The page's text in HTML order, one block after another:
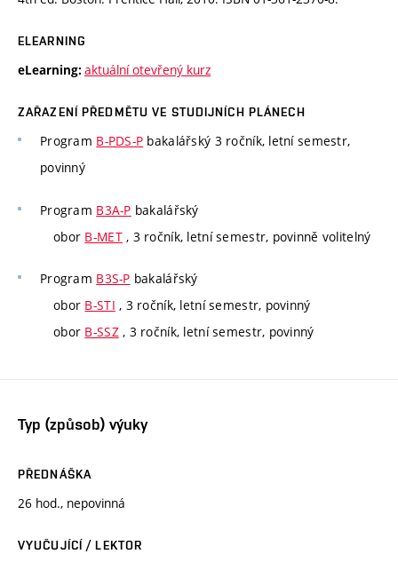
ELEARNING
eLearning: aktuální otevřený kurz
ZAŘAZENÍ PŘEDMĚTU VE STUDIJNÍCH PLÁNECH
Program B-PDS-P bakalářský 3 ročník, letní semestr,
povinný
Program B3A-P bakalářský
obor B-MET, 3 ročník, letní semestr, povinně volitelný
Program B3S-P bakalářský
obor B-STI , 3 ročník, letní semestr, povinný
obor B-SSZ, 3 ročník, letní semestr, povinný
Typ (způsob) výuky
PŘEDNÁŠKA
26 hod., nepovinná
VYUČUJÍCÍ / LEKTOR